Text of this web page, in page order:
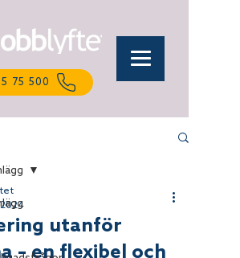
75 500
utanför
– en flexibel och